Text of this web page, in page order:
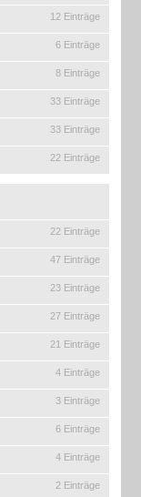
12 Einträge
6 Einträge
8 Einträge
33 Einträge
33 Einträge
22 Einträge
22 Einträge
47 Einträge
23 Einträge
27 Einträge
21 Einträge
4 Einträge
3 Einträge
6 Einträge
4 Einträge
2 Einträge